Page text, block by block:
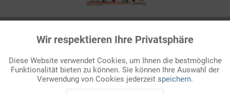
2020 nach. Vom von der Pandemie geprägten, über das
Wahlergebnis bis zu dessen Anfechtung durch D. Trump. Hier
Funktionale Aktiv
Marketing Inaktiv
Wir respektieren Ihre Privatsphäre
Diese Website verwendet Cookies, um Ihnen die bestmögliche
Funktionalität bieten zu können. Sie können Ihre Auswahl der
Verwendung von Cookies jederzeit speichern.